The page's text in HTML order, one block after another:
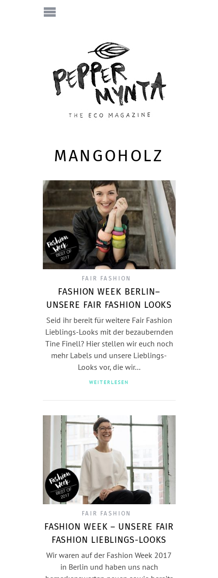
MANGOHOLZ
FAIR FASHION
FASHION WEEK BERLIN–
UNSERE FAIR FASHION LOOKS
Seid ihr bereit für weitere Fair Fashion
Lieblings-Looks mit der bezaubernden
Tine Finell? Hier stellen wir euch noch
mehr Labels und unsere Lieblings-
Looks vor, die wir…
WEITERLESEN
FAIR FASHION
FASHION WEEK – UNSERE FAIR
FASHION LIEBLINGS-LOOKS
Wir waren auf der Fashion Week 2017
in Berlin und haben uns nach